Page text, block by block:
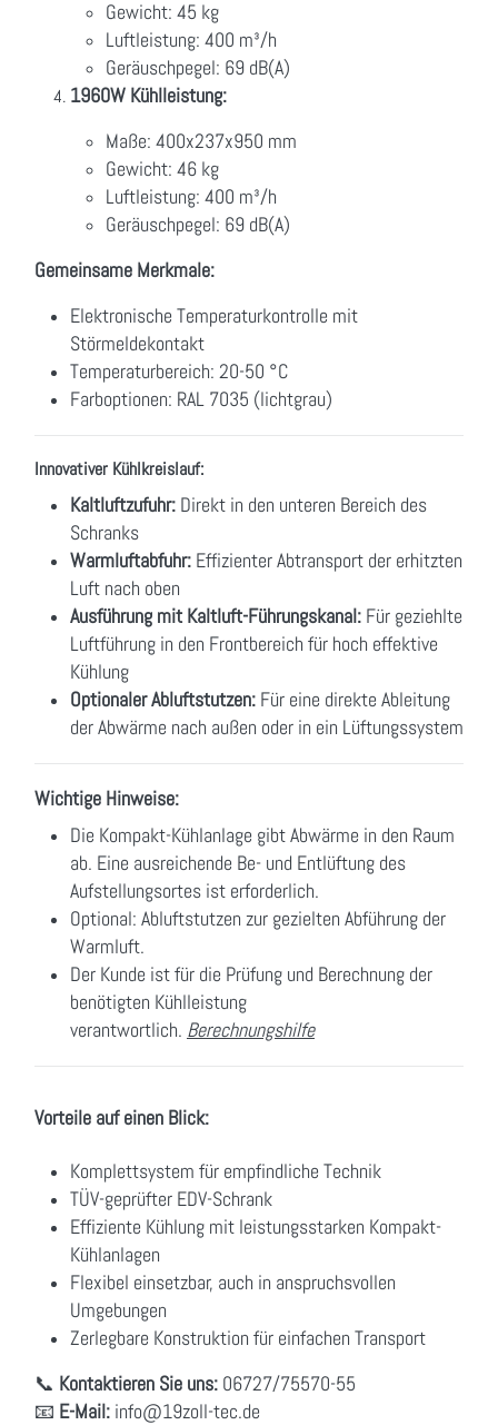
Gewicht: 45 kg
Luftleistung: 400 m³/h
Geräuschpegel: 69 dB(A)
1960W Kühlleistung:
Maße: 400x237x950 mm
Gewicht: 46 kg
Luftleistung: 400 m³/h
Geräuschpegel: 69 dB(A)
Gemeinsame Merkmale:
Elektronische Temperaturkontrolle mit
Störmeldekontakt
Temperaturbereich: 20-50 °C
Farboptionen: RAL 7035 (lichtgrau)
Innovativer Kühlkreislauf:
Kaltluftzufuhr: Direkt in den unteren Bereich des
Schranks
Warmluftabfuhr: Effizienter Abtransport der erhitzten
Luft nach oben
Ausführung mit Kaltluft-Führungskanal: Für geziehlte
Luftführung in den Frontbereich für hoch effektive
Kühlung
Optionaler Abluftstutzen: Für eine direkte Ableitung
der Abwärme nach außen oder in ein Lüftungssystem
Wichtige Hinweise:
Die Kompakt-Kühlanlage gibt Abwärme in den Raum
ab. Eine ausreichende Be- und Entlüftung des
Aufstellungsortes ist erforderlich.
Optional: Abluftstutzen zur gezielten Abführung der
Warmluft.
Der Kunde ist für die Prüfung und Berechnung der
benötigten Kühlleistung
verantwortlich. Berechnungshilfe
Vorteile auf einen Blick:
Komplettsystem für empfindliche Technik
TÜV-geprüfter EDV-Schrank
Effiziente Kühlung mit leistungsstarken Kompakt-
Kühlanlagen
Flexibel einsetzbar, auch in anspruchsvollen
Umgebungen
Zerlegbare Konstruktion für einfachen Transport
📞 Kontaktieren Sie uns: 06727/75570-55
📧 E-Mail: info@19zoll-tec.de